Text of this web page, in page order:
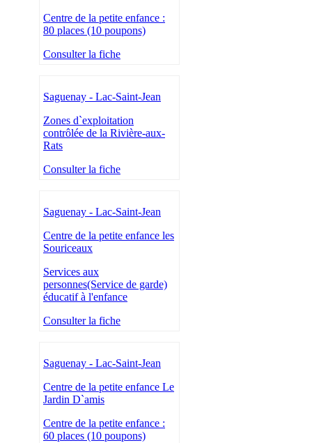
Centre de la petite enfance :
80 places (10 poupons)
Consulter la fiche
Saguenay - Lac-Saint-Jean
Zones d`exploitation
contrôlée de la Rivière-aux-
Rats
Consulter la fiche
Saguenay - Lac-Saint-Jean
Centre de la petite enfance les
Souriceaux
Services aux
personnes(Service de garde)
éducatif à l'enfance
Consulter la fiche
Saguenay - Lac-Saint-Jean
Centre de la petite enfance Le
Jardin D`amis
Centre de la petite enfance :
60 places (10 poupons)